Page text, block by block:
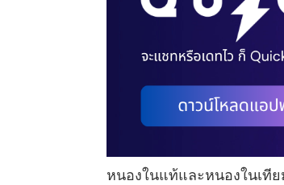
หนองในแท้และหนองในเที